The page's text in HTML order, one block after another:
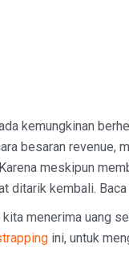
kemungkinan
besaran revenue,
meskipun
ditarik kembali.
menerima uang
ini, untuk